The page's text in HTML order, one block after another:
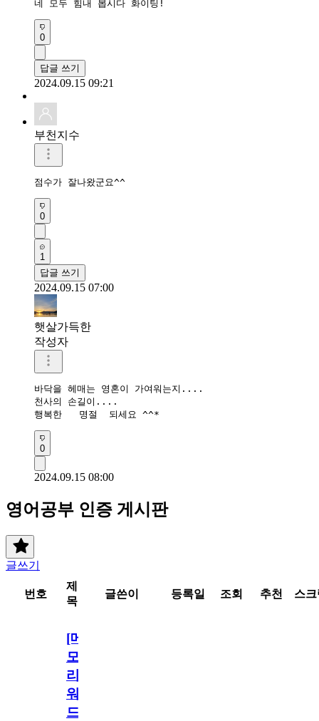
네 모두 힘내 봅시다 화이팅!
0
답글 쓰기
2024.09.15 09:21
부천지수
점수가 잘나왔군요^^
0
1
답글 쓰기
2024.09.15 07:00
햇살가득한
작성자
바닥을 헤매는 영혼이 가여워는지....
천사의 손길이....
행복한   명절  되세요 ^^*
0
2024.09.15 08:00
영어공부 인증 게시판
글쓰기
번호
제
목
글쓴이 등록일 조회 추천 스
[메
모
리
워
드